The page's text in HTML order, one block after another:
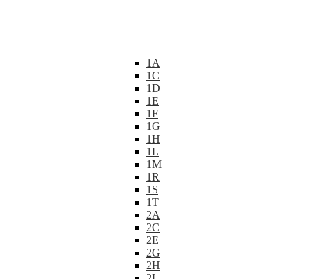
1A
1C
1D
1E
1F
1G
1H
1L
1M
1R
1S
1T
2A
2C
2E
2G
2H